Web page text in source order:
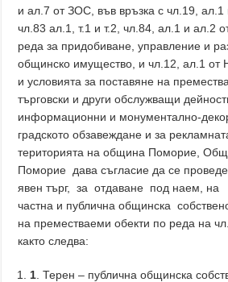
и ал.7 от ЗОС, във връзка с чл.19, ал.1
чл.83 ал.1, т.1 и т.2, чл.84, ал.1 и ал.2
реда за придобиване, управление и
общинско имущество, и чл.12, ал.1
и условията за поставяне на
търговски и други обслужващи
информационни и монументално-
градското обзавеждане и за
територията на община Поморие,
Поморие дава съгласие да се
явен търг, за отдаване под наем, на
частна и публична общинска
на преместваеми обекти по реда на
както следва:
1 . Терен – публична общинска